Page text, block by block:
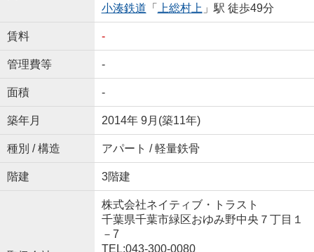
小湊鉄道 「 上総村上 」駅 徒歩49分
賃料 -
管理費等 -
面積 -
築年月 2014年 9月(築11年)
種別 / 構造 アパート / 軽量鉄骨
階建 3階建
株式会社ネイティブ・トラスト
千葉県千葉市緑区おゆみ野中央７丁目１
－7
TEL:043-300-0080